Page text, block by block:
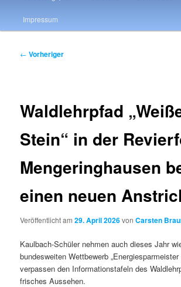
Impressum
Beitragsnavigation
← Vorheriger
Waldlehrpfad
Stein“ in der
Mengeringhausen
einen neuen
Veröffentlicht am29. April 2026vonCarsten
Kaulbach-Schüler nehmen auch dieses Jahr
bundesweiten Wettbewerb „Energiesparmeister
verpassen den Informationstafeln des
frisches Aussehen.